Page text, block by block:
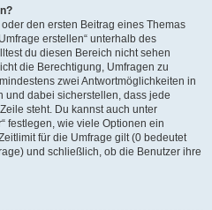
den ersten Beitrag eines Themas
erstellen“ unterhalb des
du diesen Bereich nicht sehen
die Berechtigung, Umfragen zu
zwei Antwortmöglichkeiten in
dabei sicherstellen, dass jede
steht. Du kannst auch unter
festlegen, wie viele Optionen ein
für die Umfrage gilt (0 bedeutet
und schließlich, ob die Benutzer ihre